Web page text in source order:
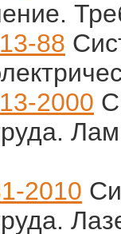
88
2000
2010